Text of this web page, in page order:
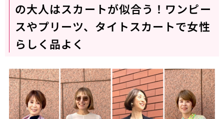
の大人はスカートが似合う！ワンピー
スやプリーツ、タイトスカートで女性
らしく品よく